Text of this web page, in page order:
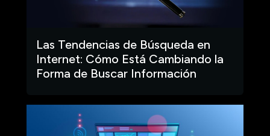
Las Tendencias de Búsqueda en
Internet: Cómo Está Cambiando la
Forma de Buscar Información